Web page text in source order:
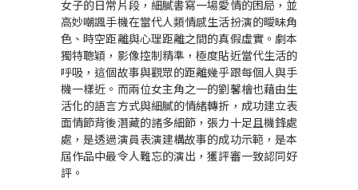
女子的日常片段，細膩書寫一場愛情的困局，並
高妙嘲諷手機在當代人類情感生活扮演的曖昧角
色、時空距離與心理距離之間的真假虛實。劇本
獨特聰穎，影像控制精準，極度貼近當代生活的
呼吸，這個故事與觀眾的距離幾乎跟每個人與手
機一樣近。而兩位女主角之一的劉馨檜也藉由生
活化的語言方式與細膩的情緒轉折，成功建立表
面情節背後潛藏的諸多細節，張力十足且機鋒處
處，是透過演員表演建構故事的成功示範，是本
屆作品中最令人難忘的演出，獲評審一致認同好
評。